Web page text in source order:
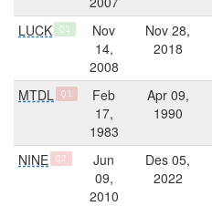
LUCK Q1
Nov
14,
2008
Nov 28,
2018
MTDL Q1
Feb
17,
1983
Apr 09,
1990
NINE Q2
Jun
09,
2010
Des 05,
2022